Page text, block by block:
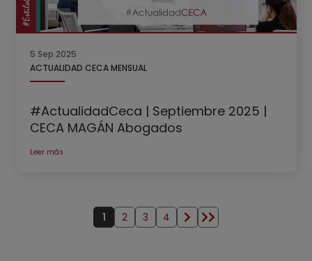
5 Sep 2025
ACTUALIDAD CECA MENSUAL
#ActualidadCeca | Septiembre 2025 |
CECA MAGÁN Abogados
Leer más
Página actual
1 Página
2 Página
3 Página
4 Siguiente página
Última página